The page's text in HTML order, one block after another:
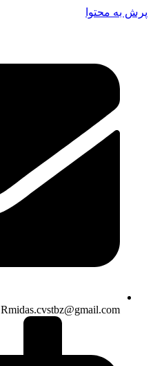
پرش به محتوا
Rmidas.cvstbz@gmail.com